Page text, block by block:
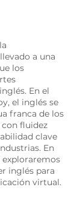
a una
los
En el
el inglés se
franca de los
fluidez
clave
En
inglés para
virtual.